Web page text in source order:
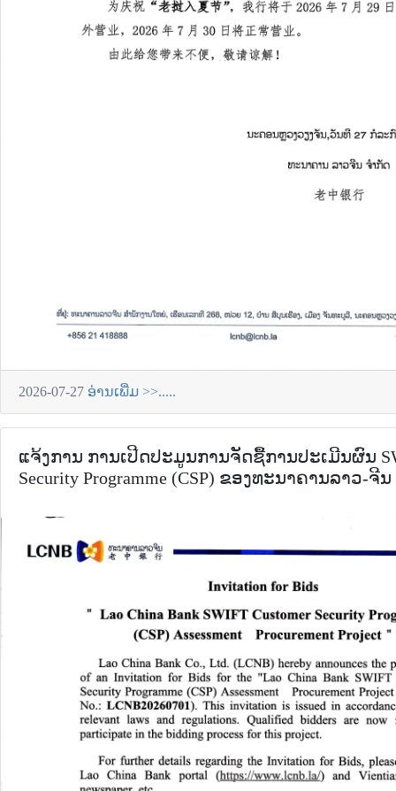
2026-07-27 ອ່ານເພີ່ມ >>.....
ແຈ້ງການ ການເປີດປະມູນການຈັດຊື້ການປະເມີນຜົນ
Security Programme (CSP) ຂອງທະນາຄານລາວ-ຈີນ